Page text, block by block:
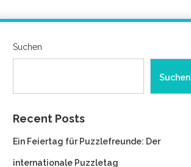
Suchen
Suchen
Recent Posts
Ein Feiertag für Puzzlefreunde: Der
internationale Puzzletag